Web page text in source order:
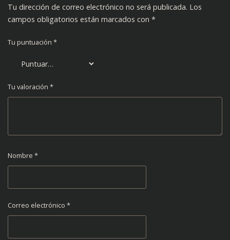
Tu dirección de correo electrónico no será publicada. Los
campos obligatorios están marcados con *
Tu puntuación *
Tu valoración *
Nombre *
Correo electrónico *